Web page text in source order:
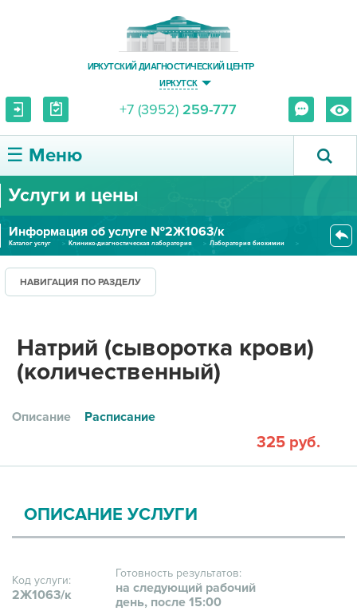
ИРКУТСКИЙ ДИАГНОСТИЧЕСКИЙ ЦЕНТР
ИРКУТСК
+7 (3952) 259-777
☰ Меню
О ЦЕНТРЕ
УСЛУГИ И ЦЕНЫ
ПАЦИЕНТУ
ПРАВОВАЯ ИНФОРМАЦИЯ
Услуги и цены
Информация об услуге №2Ж1063/к
Каталог услуг Клинико-диагностическая лаборатория
Лаборатория биохимии
НАВИГАЦИЯ ПО РАЗДЕЛУ
Натрий (сыворотка крови)
(количественный)
Описание Расписание
325 руб.
ОПИСАНИЕ УСЛУГИ
Код услуги:
2Ж1063/к
Готовность результатов:
на следующий рабочий
день, после 15:00